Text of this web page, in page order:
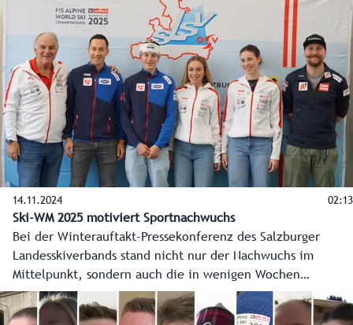
Quadratmetern in zwei Geschoßen ist Platz genug für bis
zu sechs Gruppen und rund 72 Kinder.
14.11.2024 02:13
Ski-WM 2025 motiviert Sportnachwuchs
Bei der Winterauftakt-Pressekonferenz des Salzburger
Landesskiverbands stand nicht nur der Nachwuchs im
Mittelpunkt, sondern auch die in wenigen Wochen
stattfindende Alpine Ski-WM in Saalbach-Hinterglemm. Sie
ist ein Motivationsschub auch für die angehenden Skistars